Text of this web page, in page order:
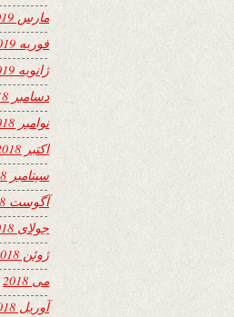
مارس 2019
فوریه 2019
ژانویه 2019
دسامبر 2018
نوامبر 2018
اکتبر 2018
سپتامبر 2018
آگوست 2018
جولای 2018
ژوئن 2018
می 2018
آوریل 2018